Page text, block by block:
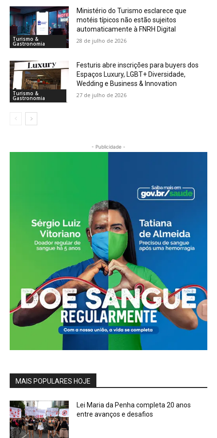
Turismo &
Gastronomia
Ministério do Turismo esclarece que
motéis típicos não estão sujeitos
automaticamente à FNRH Digital
28 de julho de 2026
Turismo &
Gastronomia
Festuris abre inscrições para buyers dos
Espaços Luxury, LGBT+ Diversidade,
Wedding e Business & Innovation
27 de julho de 2026
- Publicidade -
MAIS POPULARES HOJE
Lei Maria da Penha completa 20 anos
entre avanços e desafios